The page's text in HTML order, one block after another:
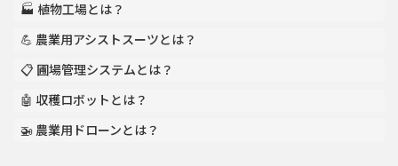
🏭 植物工場とは？
💪 農業用アシストスーツとは？
📋 圃場管理システムとは？
🤖 収穫ロボットとは？
🚁 農業用ドローンとは？